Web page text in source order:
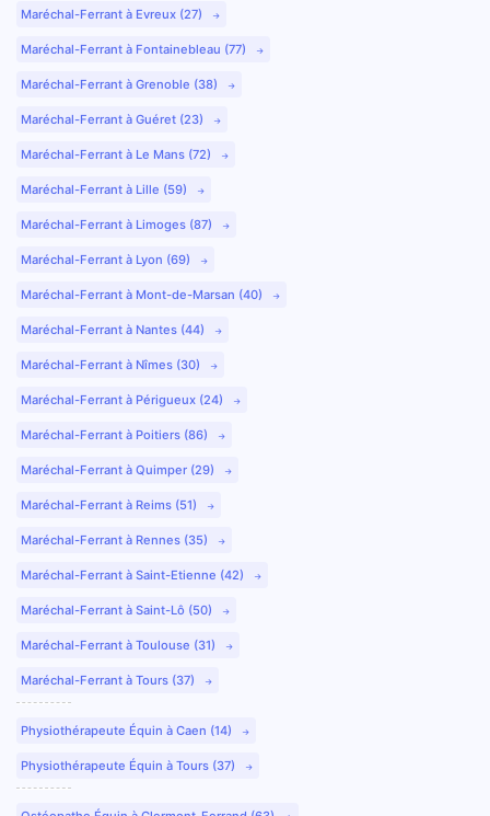
Maréchal-Ferrant à Evreux (27)
Maréchal-Ferrant à Fontainebleau (77)
Maréchal-Ferrant à Grenoble (38)
Maréchal-Ferrant à Guéret (23)
Maréchal-Ferrant à Le Mans (72)
Maréchal-Ferrant à Lille (59)
Maréchal-Ferrant à Limoges (87)
Maréchal-Ferrant à Lyon (69)
Maréchal-Ferrant à Mont-de-Marsan (40)
Maréchal-Ferrant à Nantes (44)
Maréchal-Ferrant à Nîmes (30)
Maréchal-Ferrant à Périgueux (24)
Maréchal-Ferrant à Poitiers (86)
Maréchal-Ferrant à Quimper (29)
Maréchal-Ferrant à Reims (51)
Maréchal-Ferrant à Rennes (35)
Maréchal-Ferrant à Saint-Etienne (42)
Maréchal-Ferrant à Saint-Lô (50)
Maréchal-Ferrant à Toulouse (31)
Maréchal-Ferrant à Tours (37)
Physiothérapeute Équin à Caen (14)
Physiothérapeute Équin à Tours (37)